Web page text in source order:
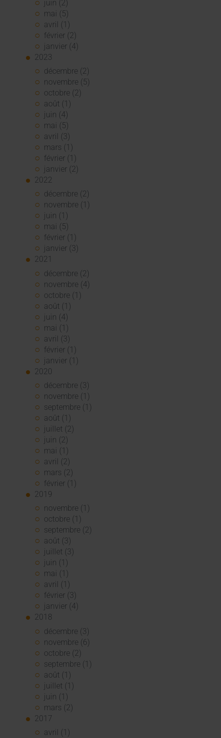
juin (2)
mai (5)
avril (1)
février (2)
janvier (4)
2023
décembre (2)
novembre (5)
octobre (2)
août (1)
juin (4)
mai (5)
avril (3)
mars (1)
février (1)
janvier (2)
2022
décembre (2)
novembre (1)
juin (1)
mai (5)
février (1)
janvier (3)
2021
décembre (2)
novembre (4)
octobre (1)
août (1)
juin (4)
mai (1)
avril (3)
février (1)
janvier (1)
2020
décembre (3)
novembre (1)
septembre (1)
août (1)
juillet (2)
juin (2)
mai (1)
avril (2)
mars (2)
février (1)
2019
novembre (1)
octobre (1)
septembre (2)
août (3)
juillet (3)
juin (1)
mai (1)
avril (1)
février (3)
janvier (4)
2018
décembre (3)
novembre (6)
octobre (2)
septembre (1)
août (1)
juillet (1)
juin (1)
mars (2)
2017
avril (1)